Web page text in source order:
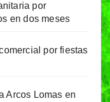
por
en dos meses
por fiestas
Arcos Lomas en